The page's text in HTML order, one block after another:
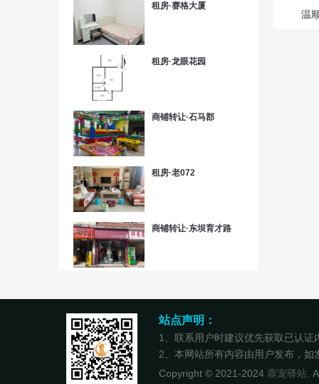
租房·赛格大厦
租房·龙眼花园
商铺转让·石马郡
租房·老072
商铺转让·东坝育才路
温
站点声明：
1、联系用户时建议优先获取已认
2、本网站所有内容由用户发布，
Copyright © 2021-2024 蓉宠驿站.